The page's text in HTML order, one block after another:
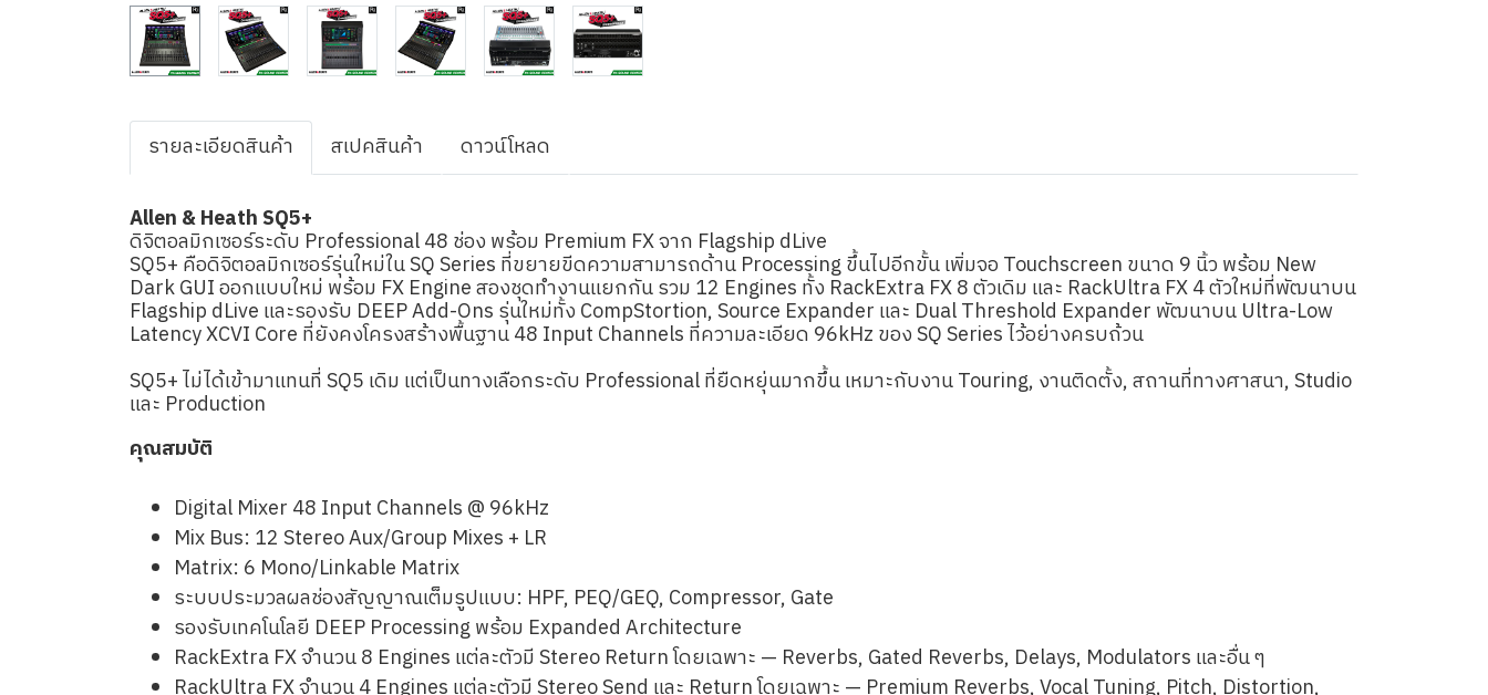
รายละเอียดสินค้า สเปคสินค้า ดาวน์โหลด
Allen & Heath SQ5+
ดิจิตอลมิกเซอร์ระดับ Professional 48 ช่อง พร้อม Premium FX จาก Flagship dLive
SQ5+ คือดิจิตอลมิกเซอร์รุ่นใหม่ใน SQ Series ที่ขยายขีดความสามารถด้าน Processing ขึ้นไปอีกขั้น เพิ่มจอ Touchscreen ขนาด 9 นิ้ว พร้อม New
Dark GUI ออกแบบใหม่ พร้อม FX Engine สองชุดทำงานแยกกัน รวม 12 Engines ทั้ง RackExtra FX 8 ตัวเดิม และ RackUltra FX 4 ตัวใหม่ที่พัฒนาบน
Flagship dLive และรองรับ DEEP Add-Ons รุ่นใหม่ทั้ง CompStortion, Source Expander และ Dual Threshold Expander พัฒนาบน Ultra-Low
Latency XCVI Core ที่ยังคงโครงสร้างพื้นฐาน 48 Input Channels ที่ความละเอียด 96kHz ของ SQ Series ไว้อย่างครบถ้วน
SQ5+ ไม่ได้เข้ามาแทนที่ SQ5 เดิม แต่เป็นทางเลือกระดับ Professional ที่ยืดหยุ่นมากขึ้น เหมาะกับงาน Touring, งานติดตั้ง, สถานที่ทางศาสนา, Studio
และ Production
คุณสมบัติ
Digital Mixer 48 Input Channels @ 96kHz
Mix Bus: 12 Stereo Aux/Group Mixes + LR
Matrix: 6 Mono/Linkable Matrix
ระบบประมวลผลช่องสัญญาณเต็มรูปแบบ: HPF, PEQ/GEQ, Compressor, Gate
รองรับเทคโนโลยี DEEP Processing พร้อม Expanded Architecture
RackExtra FX จำนวน 8 Engines แต่ละตัวมี Stereo Return โดยเฉพาะ — Reverbs, Gated Reverbs, Delays, Modulators และอื่น ๆ
RackUltra FX จำนวน 4 Engines แต่ละตัวมี Stereo Send และ Return โดยเฉพาะ — Premium Reverbs, Vocal Tuning, Pitch, Distortion,